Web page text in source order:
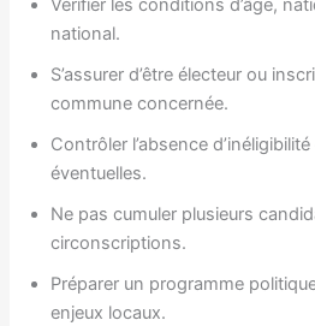
Vérifier les conditions d’âge,
national.
S’assurer d’être électeur ou
commune concernée.
Contrôler l’absence
éventuelles.
Ne pas cumuler plusieurs
circonscriptions.
Préparer un programme
enjeux locaux.